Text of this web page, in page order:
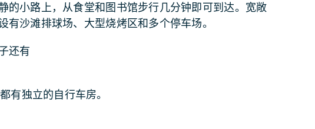
العربية
的小路上，从食堂和图书馆步行几分钟即可到达。宽敞
有沙滩排球场、大型烧烤区和多个停车场。
还有
有独立的自行车房。